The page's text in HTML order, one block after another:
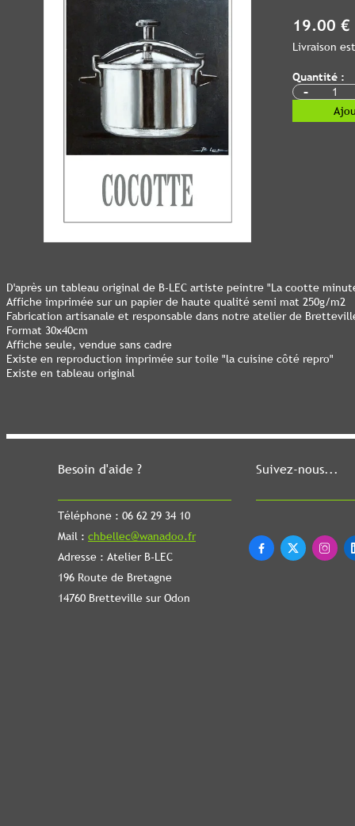
Besoin d'aide ?
Téléphone : 06 62 29 34 10
Mail : chbellec@wanadoo.fr
Adresse : Atelier B-LEC
196 Route de Bretagne
14760 Bretteville sur Odon
Suivez-nous...
  
19.00 €
Livraison
Quantité :
-
D'après un tableau original de B-LEC artiste peintre "La cootte
Affiche imprimée sur un papier de haute qualité semi mat 250g/m2
Fabrication artisanale et responsable dans notre atelier de
Format 30x40cm
Affiche seule, vendue sans cadre
Existe en reproduction imprimée sur toile "la cuisine côté repro"
Existe en tableau original